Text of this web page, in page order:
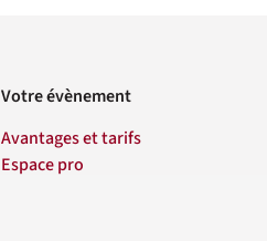
Votre évènement
Avantages et tarifs
Espace pro